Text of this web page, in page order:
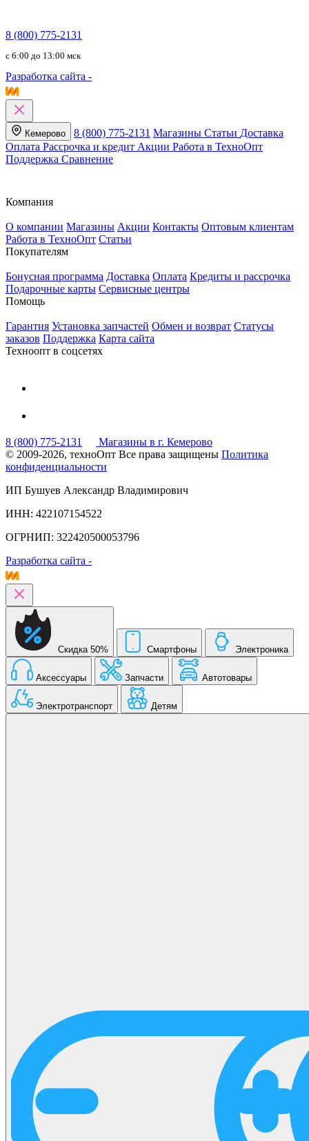
8 (800) 775-2131
c 6:00 до 13:00 мск
Разработка сайта -
Кемерово 8 (800) 775-2131 Магазины Статьи Доставка
Оплата Рассрочка и кредит Акции Работа в ТехноОпт
Поддержка Сравнение
Компания
О компании Магазины Акции Контакты Оптовым клиентам
Работа в ТехноОпт Статьи
Покупателям
Бонусная программа Доставка Оплата Кредиты и рассрочка
Подарочные карты Сервисные центры
Помощь
Гарантия Установка запчастей Обмен и возврат Статусы
заказов Поддержка Карта сайта
Техноопт в соцсетях
8 (800) 775-2131
Магазины в г. Кемерово
© 2009-2026, техноОпт Все права защищены Политика
конфиденциальности
ИП Бушуев Александр Владимирович
ИНН: 422107154522
ОГРНИП: 322420500053796
Разработка сайта -
Скидка 50% Смартфоны Электроника
Аксессуары Запчасти Автотовары
Электротранспорт Детям